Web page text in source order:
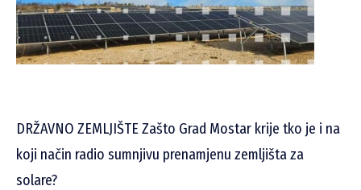
DRŽAVNO ZEMLJIŠTE Zašto Grad Mostar krije tko je i na
koji način radio sumnjivu prenamjenu zemljišta za
solare?